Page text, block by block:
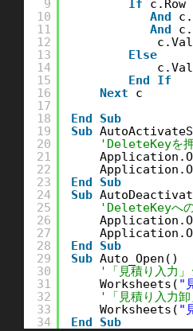
9
10
11
12
13
14
15
16
17
18
19
20
21
22
23
24
25
26
27
28
29
30
31
32
33
34
If
And
And
Else
End
If
Next
c
End
Sub
Sub
'DeleteKeyを
End
Sub
Sub
'DeleteKeyへ
End
Sub
Sub Auto_Open()
'「見積り入力
Worksheets( "
'「見積り入力
Worksheets( "
End
Sub